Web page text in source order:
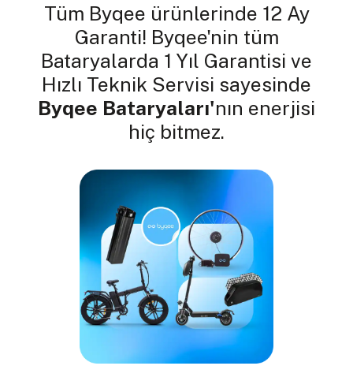
Tüm Byqee ürünlerinde 12 Ay
Garanti! Byqee'nin tüm
Bataryalarda 1 Yıl Garantisi ve
Hızlı Teknik Servisi sayesinde
Byqee Bataryaları'nın enerjisi
hiç bitmez.